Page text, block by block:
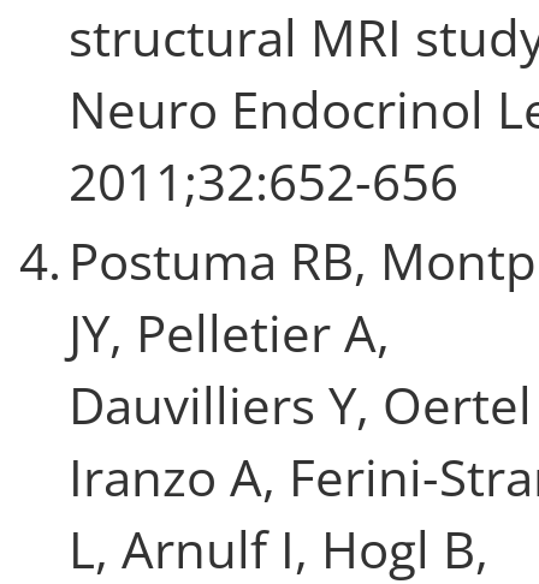
structural MRI
Neuro Endocrinol
2011;32:652-656
4. Postuma RB,
JY, Pelletier A,
Dauvilliers Y,
Iranzo A, Ferini-
L, Arnulf I, Hogl B,